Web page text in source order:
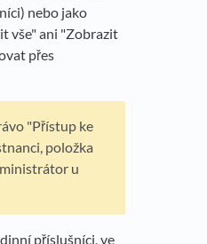
nebo jako
vše" ani "Zobrazit
přes
"Přístup ke
položka
u
příslušníci, ve